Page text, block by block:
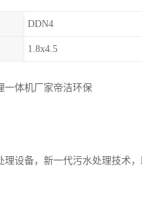
DDN4
1.8x4.5
一体机厂家帝洁环保
理设备，新一代污水处理技术，